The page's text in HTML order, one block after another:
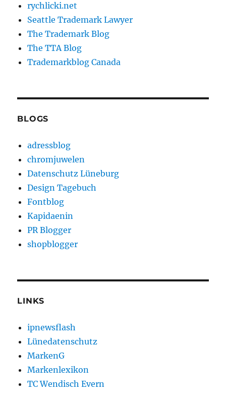
rychlicki.net
Seattle Trademark Lawyer
The Trademark Blog
The TTA Blog
Trademarkblog Canada
BLOGS
adressblog
chromjuwelen
Datenschutz Lüneburg
Design Tagebuch
Fontblog
Kapidaenin
PR Blogger
shopblogger
LINKS
ipnewsflash
Lünedatenschutz
MarkenG
Markenlexikon
TC Wendisch Evern